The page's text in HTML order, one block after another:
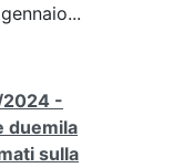
2024 -
duemila
sulla